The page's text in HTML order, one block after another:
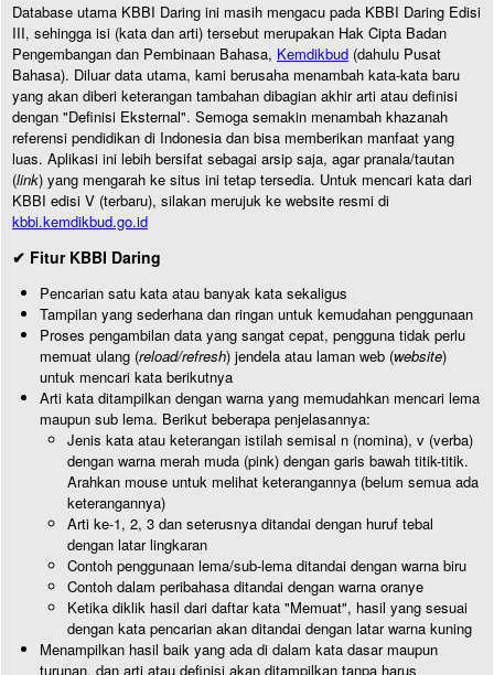
Database utama KBBI Daring ini masih mengacu pada KBBI Daring Edisi
III, sehingga isi (kata dan arti) tersebut merupakan Hak Cipta Badan
Pengembangan dan Pembinaan Bahasa, Kemdikbud (dahulu Pusat
Bahasa). Diluar data utama, kami berusaha menambah kata-kata baru
yang akan diberi keterangan tambahan dibagian akhir arti atau definisi
dengan "Definisi Eksternal". Semoga semakin menambah khazanah
referensi pendidikan di Indonesia dan bisa memberikan manfaat yang
luas. Aplikasi ini lebih bersifat sebagai arsip saja, agar pranala/tautan
(link) yang mengarah ke situs ini tetap tersedia. Untuk mencari kata dari
KBBI edisi V (terbaru), silakan merujuk ke website resmi di
kbbi.kemdikbud.go.id
✔ Fitur KBBI Daring
Pencarian satu kata atau banyak kata sekaligus
Tampilan yang sederhana dan ringan untuk kemudahan penggunaan
Proses pengambilan data yang sangat cepat, pengguna tidak perlu
memuat ulang (reload/refresh) jendela atau laman web (website)
untuk mencari kata berikutnya
Arti kata ditampilkan dengan warna yang memudahkan mencari lema
maupun sub lema. Berikut beberapa penjelasannya:
Jenis kata atau keterangan istilah semisal n (nomina), v (verba)
dengan warna merah muda (pink) dengan garis bawah titik-titik.
Arahkan mouse untuk melihat keterangannya (belum semua ada
keterangannya)
Arti ke-1, 2, 3 dan seterusnya ditandai dengan huruf tebal
dengan latar lingkaran
Contoh penggunaan lema/sub-lema ditandai dengan warna biru
Contoh dalam peribahasa ditandai dengan warna oranye
Ketika diklik hasil dari daftar kata "Memuat", hasil yang sesuai
dengan kata pencarian akan ditandai dengan latar warna kuning
Menampilkan hasil baik yang ada di dalam kata dasar maupun
turunan, dan arti atau definisi akan ditampilkan tanpa harus